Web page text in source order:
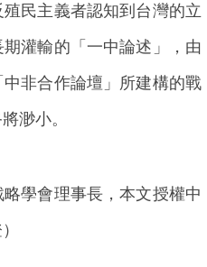
民主義者認知到台灣的立
灌輸的「一中論述」，由
非合作論壇」所建構的戰
渺小。
略學會理事長，本文授權中